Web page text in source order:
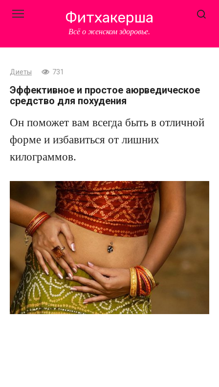
Фитхакерша
Всё о женском здоровье.
Диеты 731
Эффективное и простое аюрведическое
средство для похудения
Он поможет вам всегда быть в отличной
форме и избавиться от лишних
килограммов.